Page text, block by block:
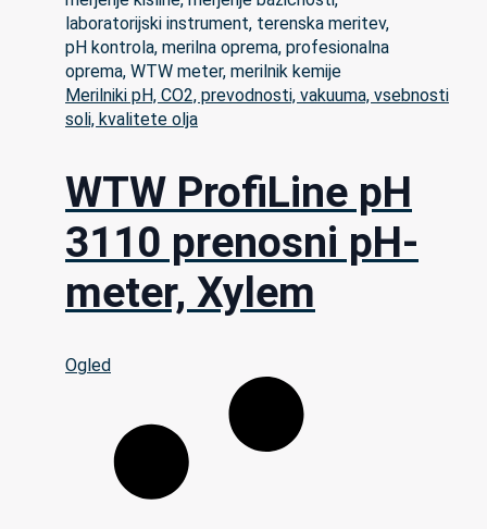
Merilniki pH, CO2, prevodnosti, vakuuma, vsebnosti
soli, kvalitete olja
WTW ProfiLine pH
3110 prenosni pH-
meter, Xylem
Ogled